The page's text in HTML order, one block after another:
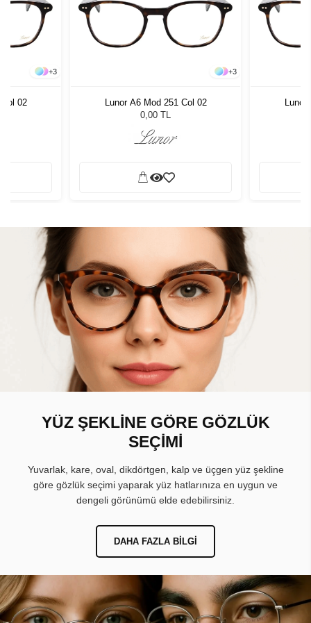
+3
02
+3
Lunor A6 Mod 251 Col 02
0,00 TL
Lunor
YÜZ ŞEKLİNE GÖRE GÖZLÜK
SEÇİMİ
Yuvarlak, kare, oval, dikdörtgen, kalp ve üçgen yüz şekline
göre gözlük seçimi yaparak yüz hatlarınıza en uygun ve
dengeli görünümü elde edebilirsiniz.
DAHA FAZLA BILGI